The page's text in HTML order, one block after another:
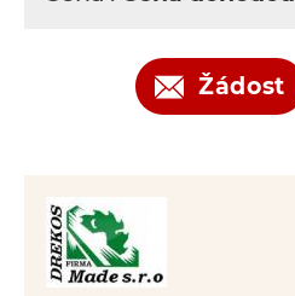
Žádost